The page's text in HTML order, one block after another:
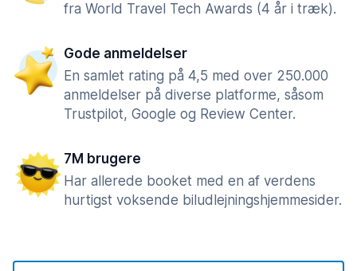
fra World Travel Tech Awards (4 år i træk).
Gode anmeldelser
En samlet rating på 4,5 med over 250.000
anmeldelser på diverse platforme, såsom
Trustpilot, Google og Review Center.
7M brugere
Har allerede booket med en af verdens
hurtigst voksende biludlejningshjemmesider.